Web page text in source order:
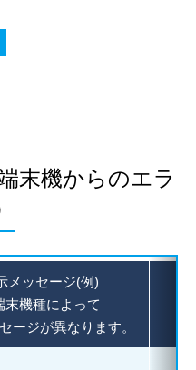
末機からのエラ
メッセージ(例)
機種によって
ージが異なります。